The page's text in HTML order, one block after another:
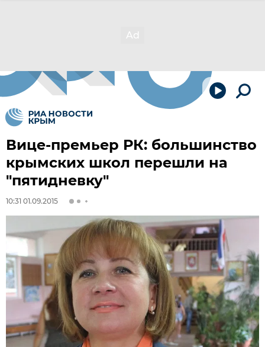
Вице-премьер РК: большинство
крымских школ перешли на
"пятидневку"
10:31 01.09.2015